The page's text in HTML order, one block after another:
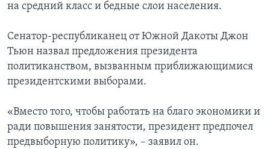
на средний класс и бедные слои населения.
Сенатор-республиканец от Южной Дакоты Джон
Тьюн назвал предложения президента
политиканством, вызванным приближающимися
президентскими выборами.
«Вместо того, чтобы работать на благо экономики и
ради повышения занятости, президент предпочел
предвыборную политику», – заявил он.